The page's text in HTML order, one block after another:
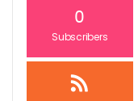
0
Subscribers